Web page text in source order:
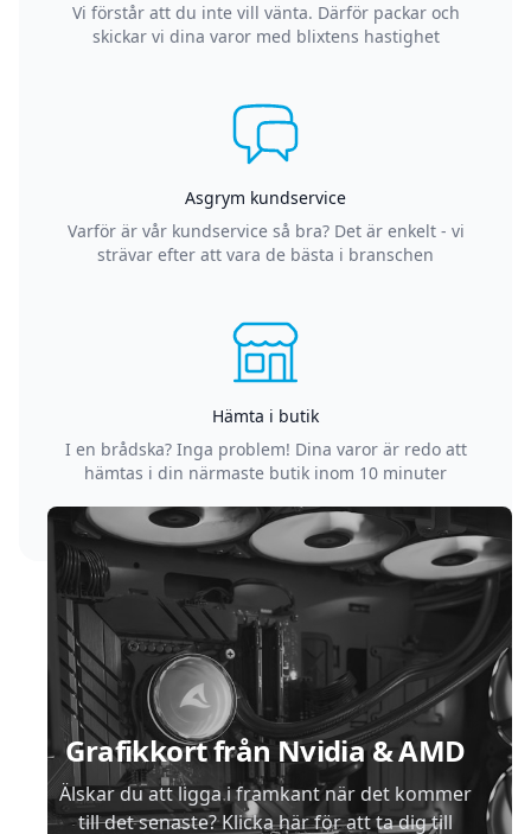
Vi förstår att du inte vill vänta. Därför packar och
skickar vi dina varor med blixtens hastighet
Asgrym kundservice
Varför är vår kundservice så bra? Det är enkelt - vi
strävar efter att vara de bästa i branschen
Hämta i butik
I en brådska? Inga problem! Dina varor är redo att
hämtas i din närmaste butik inom 10 minuter
Grafikkort från Nvidia & AMD
Älskar du att ligga i framkant när det kommer
till det senaste? Klicka här för att ta dig till